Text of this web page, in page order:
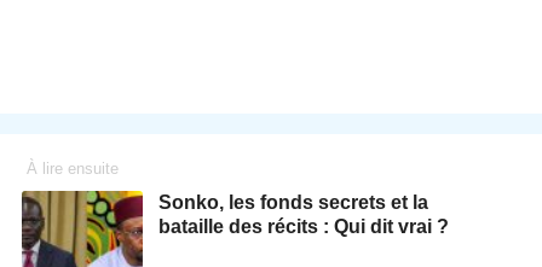
À lire ensuite
Sonko, les fonds secrets et la
bataille des récits : Qui dit vrai ?